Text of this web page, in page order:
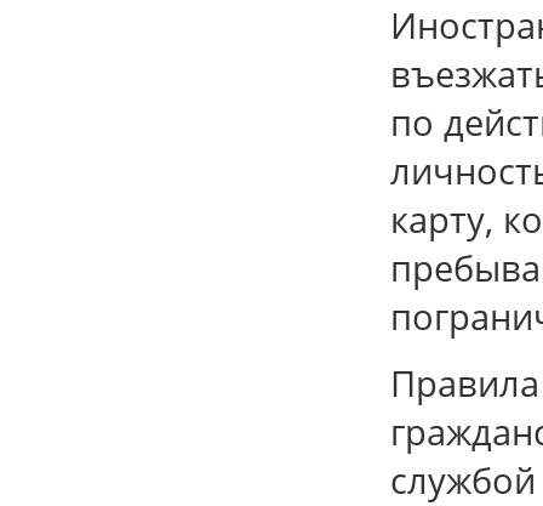
по
карту,